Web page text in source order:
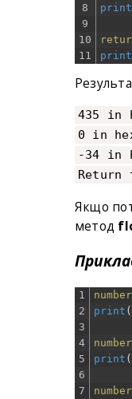
8
9
10
11
print
print
435 in
0 in
-34 in
Якщо
метод
1
2
3
4
5
6
7
number
print (
number
print (
number